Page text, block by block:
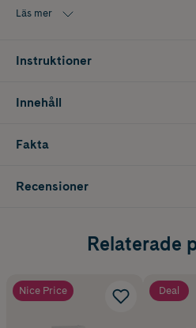
Passar både morgon och kväll som del
Läs mer
Instruktioner
Innehåll
Fakta
Recensioner
Relaterade
Nice Price Deal